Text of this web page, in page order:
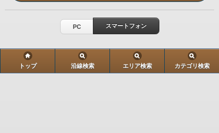
PC スマートフォン
トップ 沿線検索 エリア検索 カテゴリ検索